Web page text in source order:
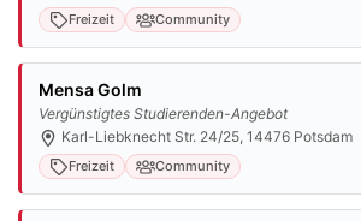
Freizeit Community
Mensa Golm
Vergünstigtes Studierenden-Angebot
Karl-Liebknecht Str. 24/25, 14476 Potsdam
Freizeit Community